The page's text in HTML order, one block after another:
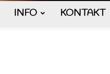
INFO KONTAKT